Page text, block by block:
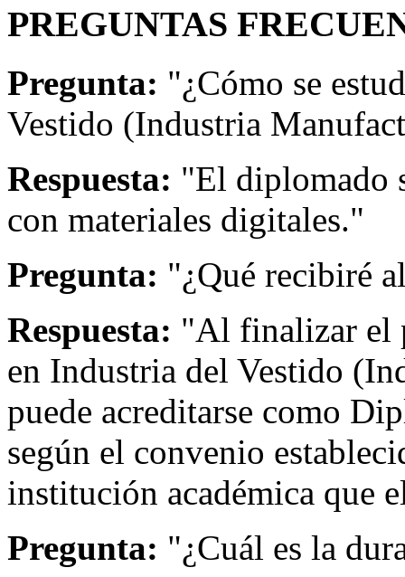
PREGUNTAS
Pregunta: "¿Cómo se
Vestido (Industria
Respuesta: "El diplomado
con materiales digitales."
Pregunta: "¿Qué recibiré
Respuesta: "Al finalizar el
en Industria del Vestido
puede acreditarse como
según el convenio
institución académica que
Pregunta: "¿Cuál es la